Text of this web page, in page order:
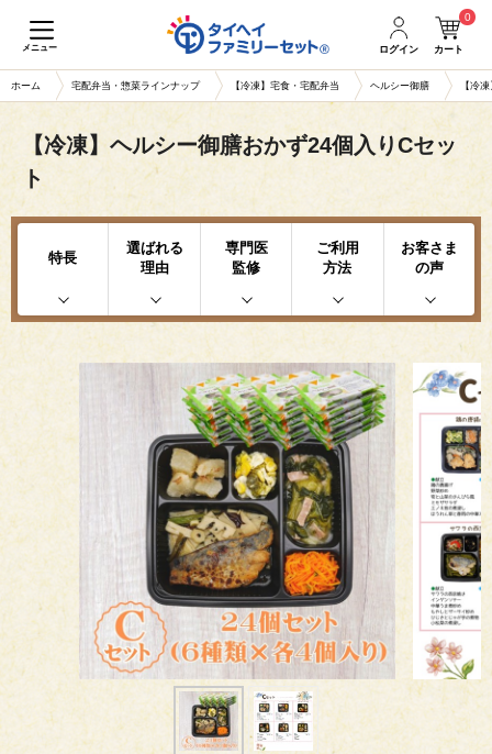
メニュー ログイン カート
0
ホーム 宅配弁当・惣菜ラインナップ 【冷凍】宅食・宅配弁当 ヘルシー御膳 【冷
【冷凍】ヘルシー御膳おかず24個入りCセッ
ト
特長
選ばれる
理由
専門医
監修
ご利用
方法
お客さま
の声